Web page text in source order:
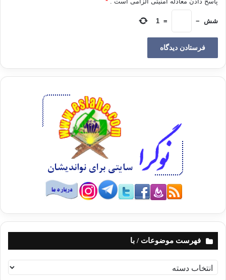
اسماء الحسنی عفو
شش −
=
1
فهرست موضوعات / با
ه